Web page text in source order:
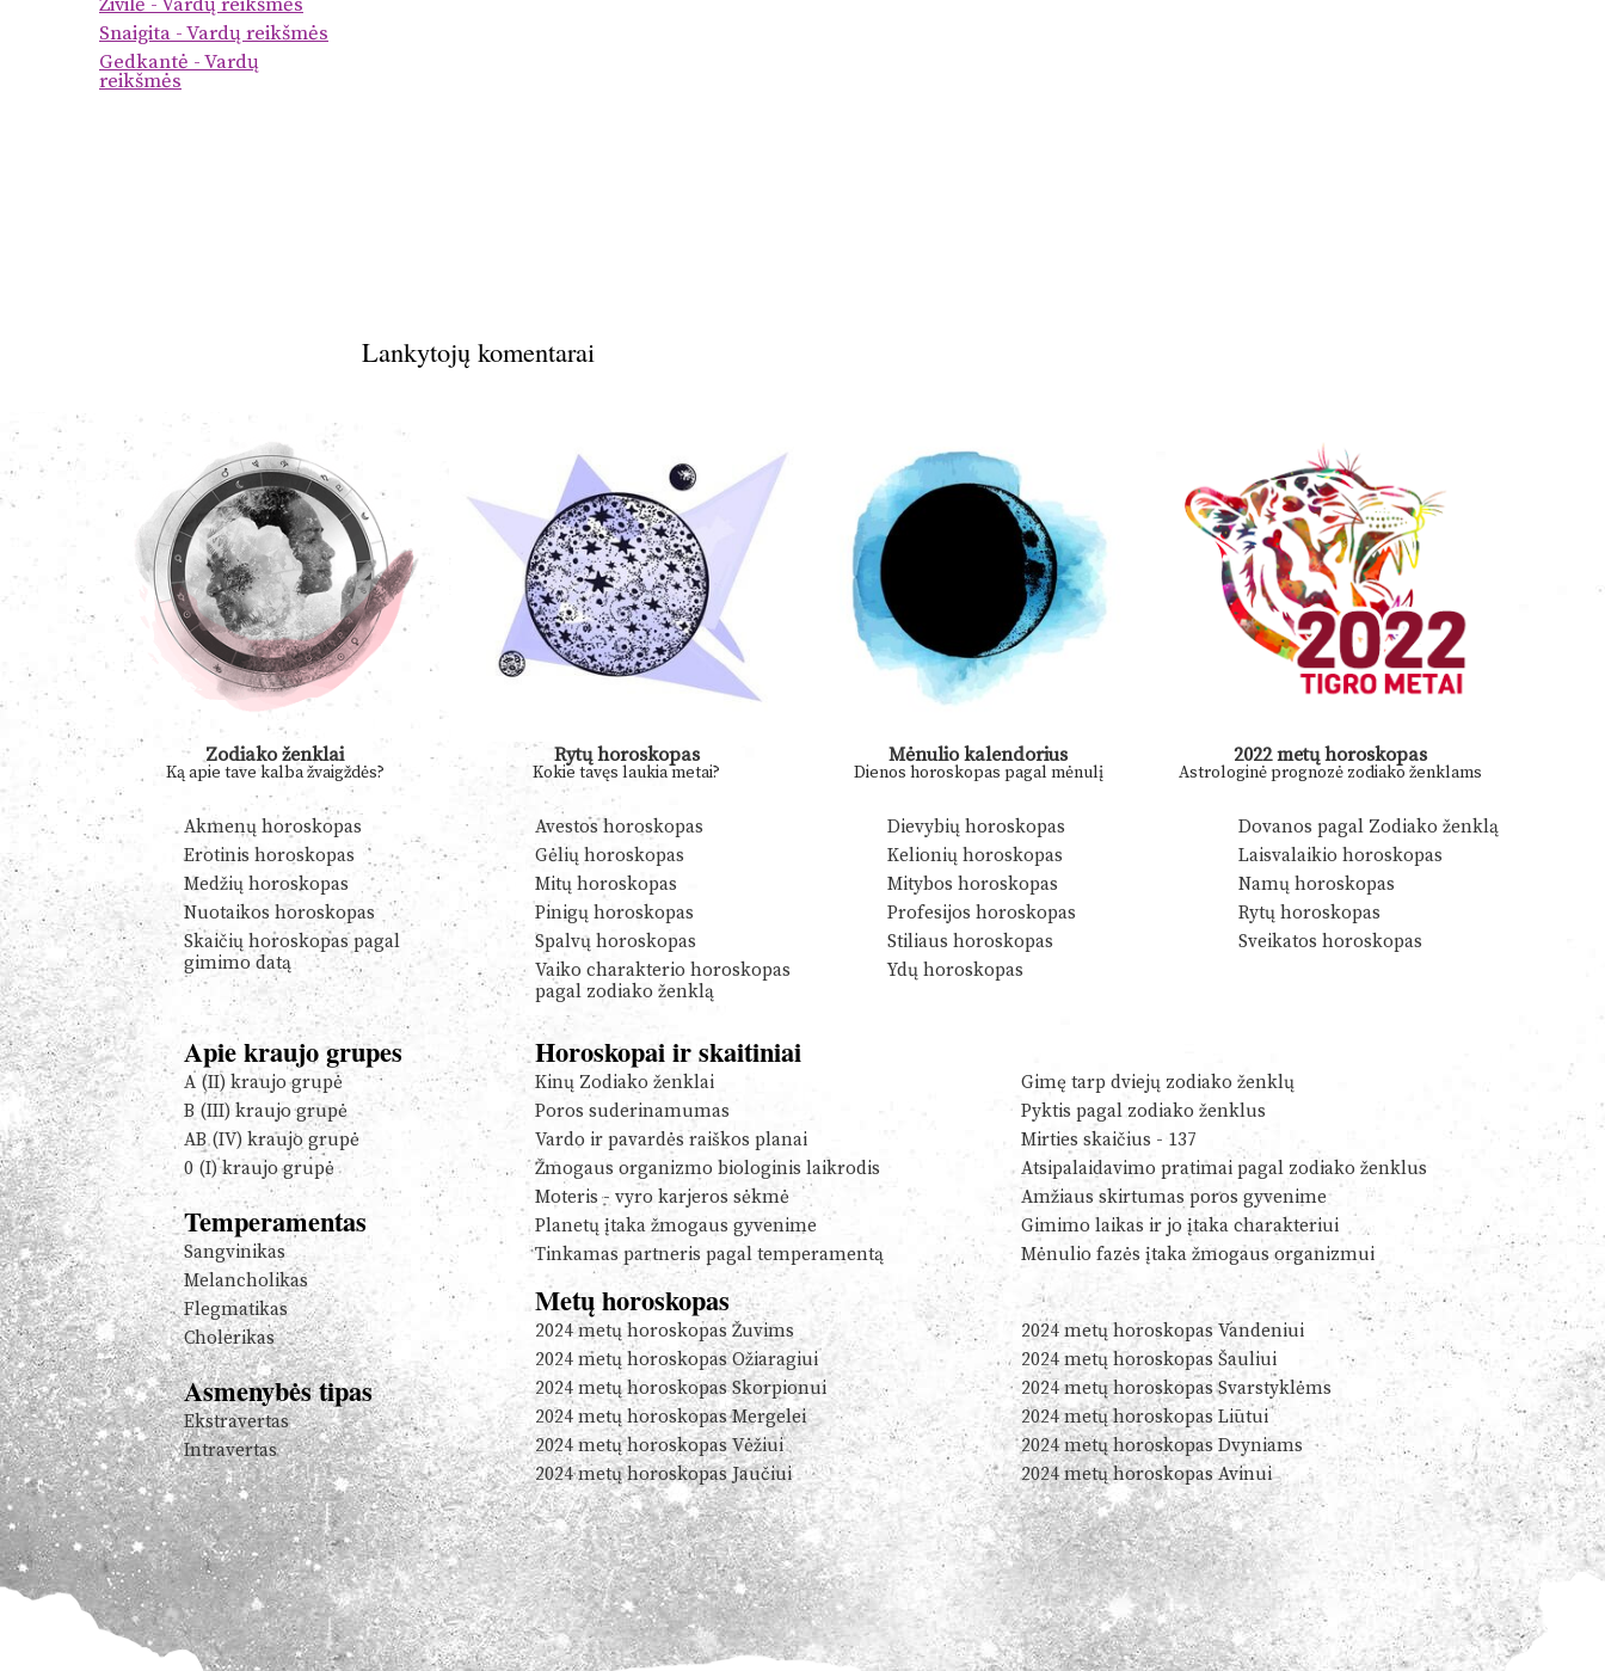
Živilė - Vardų reikšmės
Snaigita - Vardų reikšmės
Gedkantė - Vardų
reikšmės
Lankytojų komentarai
Zodiako ženklai
Ką apie tave kalba žvaigždės?
Rytų horoskopas
Kokie tavęs laukia metai?
Mėnulio kalendorius
Dienos horoskopas pagal mėnulį
2022 metų horoskopas
Astrologinė prognozė zodiako ženklams
Akmenų horoskopas Avestos horoskopas Dievybių horoskopas
Dovanos pagal Zodiako ženklą
Erotinis horoskopas
Gėlių horoskopas Kelionių horoskopas
Laisvalaikio horoskopas
Medžių horoskopas
Mitų horoskopas Mitybos horoskopas
Namų horoskopas
Nuotaikos horoskopas
Pinigų horoskopas Profesijos horoskopas
Rytų horoskopas
Skaičių horoskopas pagal
gimimo datą
Spalvų horoskopas Stiliaus horoskopas
Sveikatos horoskopas
Vaiko charakterio horoskopas
pagal zodiako ženklą
Ydų horoskopas
Apie kraujo grupes
A (II) kraujo grupė
B (III) kraujo grupė
AB (IV) kraujo grupė
0 (I) kraujo grupė
Temperamentas
Sangvinikas
Melancholikas
Flegmatikas
Cholerikas
Asmenybės tipas
Ekstravertas
Intravertas
Horoskopai ir skaitiniai
Kinų Zodiako ženklai
Gimę tarp dviejų zodiako ženklų
Poros suderinamumas
Pyktis pagal zodiako ženklus
Vardo ir pavardės raiškos planai
Mirties skaičius - 137
Žmogaus organizmo biologinis laikrodis
Atsipalaidavimo pratimai pagal zodiako ženklus
Moteris - vyro karjeros sėkmė
Amžiaus skirtumas poros gyvenime
Planetų įtaka žmogaus gyvenime
Gimimo laikas ir jo įtaka charakteriui
Tinkamas partneris pagal temperamentą
Mėnulio fazės įtaka žmogaus organizmui
Metų horoskopas
2024 metų horoskopas Žuvims
2024 metų horoskopas Vandeniui
2024 metų horoskopas Ožiaragiui
2024 metų horoskopas Šauliui
2024 metų horoskopas Skorpionui
2024 metų horoskopas Svarstyklėms
2024 metų horoskopas Mergelei
2024 metų horoskopas Liūtui
2024 metų horoskopas Vėžiui
2024 metų horoskopas Dvyniams
2024 metų horoskopas Jaučiui
2024 metų horoskopas Avinui